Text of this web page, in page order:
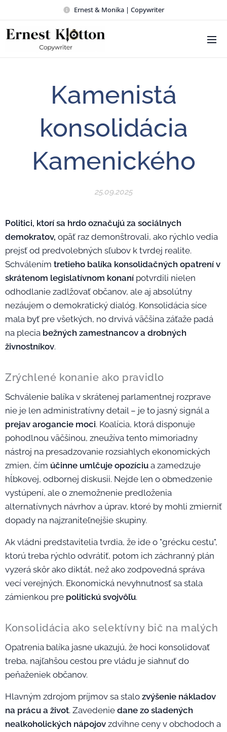
Ernest & Monika | Copywriter
Kamenistá
konsolidácia
Kamenického
25.09.2025
Politici, ktorí sa hrdo označujú za sociálnych
demokratov, opäť raz demonštrovali, ako rýchlo vedia
prejsť od predvolebných sľubov k tvrdej realite.
Schválením tretieho balíka konsolidačných opatrení v
skrátenom legislatívnom konaní potvrdili nielen
odhodlanie zadlžovať občanov, ale aj absolútny
nezáujem o demokratický dialóg. Konsolidácia síce
mala byť pre všetkých, no drvivá väčšina záťaže padá
na plecia bežných zamestnancov a drobných
živnostníkov.
Zrýchlené konanie ako pravidlo
Schválenie balíka v skrátenej parlamentnej rozprave
nie je len administratívny detail – je to jasný signál a
prejav arogancie moci. Koalícia, ktorá disponuje
pohodlnou väčšinou, zneužíva tento mimoriadny
nástroj na presadzovanie rozsiahlych ekonomických
zmien, čím účinne umlčuje opozíciu a zamedzuje
hĺbkovej, odbornej diskusii. Nejde len o obmedzenie
vystúpení, ale o znemožnenie predloženia
alternatívnych návrhov a úprav, ktoré by mohli zmierniť
dopady na najzraniteľnejšie skupiny.
Ak vládni predstavitelia tvrdia, že ide o "grécku cestu",
ktorú treba rýchlo odvrátiť, potom ich záchranný plán
vyzerá skôr ako diktát, než ako zodpovedná správa
vecí verejných. Ekonomická nevyhnutnosť sa stala
zámienkou pre politickú svojvôľu.
Konsolidácia ako selektívny bič na malých
Opatrenia balíka jasne ukazujú, že hoci konsolidovať
treba, najľahšou cestou pre vládu je siahnuť do
peňaženiek občanov.
Hlavným zdrojom príjmov sa stalo zvýšenie nákladov
na prácu a život. Zavedenie dane zo sladených
nealkoholických nápojov zdvihne ceny v obchodoch a